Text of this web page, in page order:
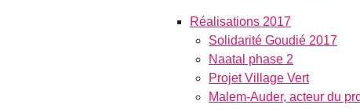
Réalisations 2017
Solidarité Goudié 2017
Naatal phase 2
Projet Village Vert
Malem-Auder, acteur du